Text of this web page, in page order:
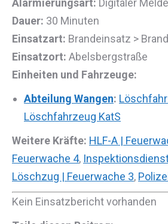
Alarmierungsart: Digitaler
Dauer: 30 Minuten
Einsatzart: Brandeinsatz >
Einsatzort: Abelsbergstraße
Einheiten und Fahrzeuge:
Abteilung Wangen:
Löschfahrzeug KatS
Weitere Kräfte: HLF-A |
Feuerwache 4,
Löschzug | Feuerwache 3,
Kein Einsatzbericht vorhanden